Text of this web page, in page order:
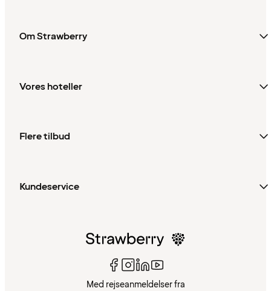
Om Strawberry
Vores hoteller
Flere tilbud
Kundeservice
Med rejseanmeldelser fra